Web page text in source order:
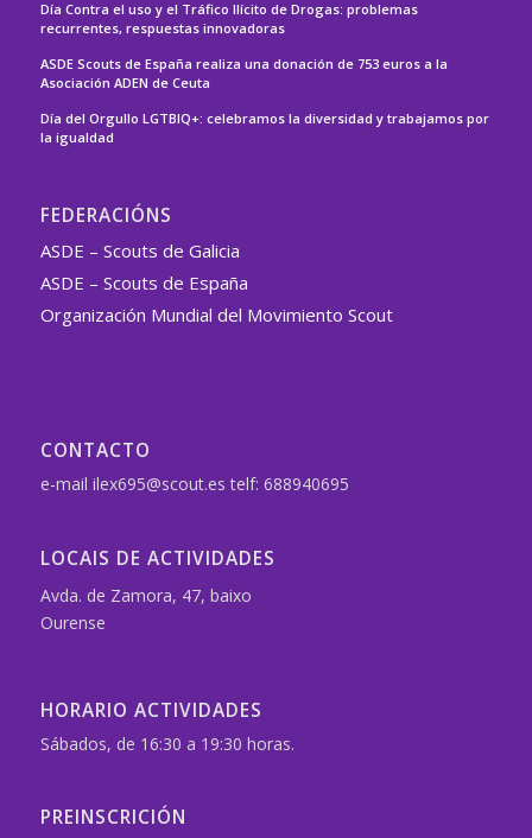
Día Contra el uso y el Tráfico Ilícito de Drogas: problemas
recurrentes, respuestas innovadoras
ASDE Scouts de España realiza una donación de 753 euros a la
Asociación ADEN de Ceuta
Día del Orgullo LGTBIQ+: celebramos la diversidad y trabajamos por
la igualdad
FEDERACIÓNS
ASDE – Scouts de Galicia
ASDE – Scouts de España
Organización Mundial del Movimiento Scout
CONTACTO
e-mail ilex695@scout.es telf: 688940695
LOCAIS DE ACTIVIDADES
Avda. de Zamora, 47, baixo
Ourense
HORARIO ACTIVIDADES
Sábados, de 16:30 a 19:30 horas.
PREINSCRICIÓN